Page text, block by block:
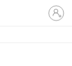
Masuk
ke
akun